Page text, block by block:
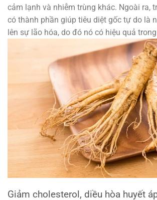
cảm lạnh và nhiễm trùng khác. Ngoài ra,
có thành phần giúp tiêu diệt gốc tự do là
lên sự lão hóa, do đó nó có hiệu quả
Giảm cholesterol, diều hòa huyết